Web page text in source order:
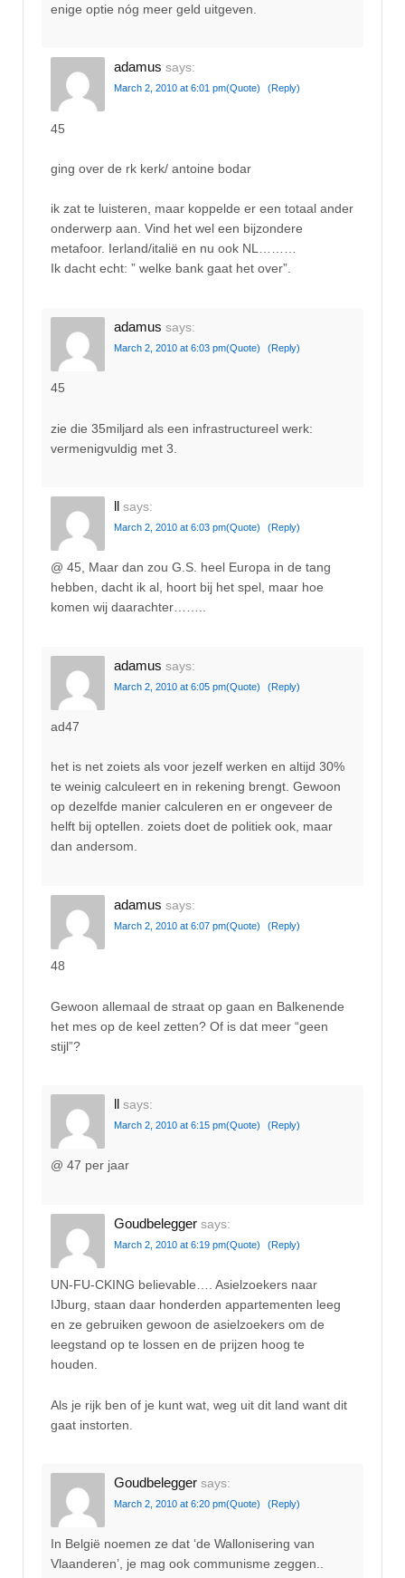
enige optie nóg meer geld uitgeven.
adamus says:
March 2, 2010 at 6:01 pm(Quote) (Reply)
45
ging over de rk kerk/ antoine bodar
ik zat te luisteren, maar koppelde er een totaal ander
onderwerp aan. Vind het wel een bijzondere
metafoor. Ierland/italië en nu ook NL………
Ik dacht echt: ” welke bank gaat het over”.
adamus says:
March 2, 2010 at 6:03 pm(Quote) (Reply)
45
zie die 35miljard als een infrastructureel werk:
vermenigvuldig met 3.
ll says:
March 2, 2010 at 6:03 pm(Quote) (Reply)
@ 45, Maar dan zou G.S. heel Europa in de tang
hebben, dacht ik al, hoort bij het spel, maar hoe
komen wij daarachter……..
adamus says:
March 2, 2010 at 6:05 pm(Quote) (Reply)
ad47
het is net zoiets als voor jezelf werken en altijd 30%
te weinig calculeert en in rekening brengt. Gewoon
op dezelfde manier calculeren en er ongeveer de
helft bij optellen. zoiets doet de politiek ook, maar
dan andersom.
adamus says:
March 2, 2010 at 6:07 pm(Quote) (Reply)
48
Gewoon allemaal de straat op gaan en Balkenende
het mes op de keel zetten? Of is dat meer “geen
stijl”?
ll says:
March 2, 2010 at 6:15 pm(Quote) (Reply)
@ 47 per jaar
Goudbelegger says:
March 2, 2010 at 6:19 pm(Quote) (Reply)
UN-FU-CKING believable…. Asielzoekers naar
IJburg, staan daar honderden appartementen leeg
en ze gebruiken gewoon de asielzoekers om de
leegstand op te lossen en de prijzen hoog te
houden.
Als je rijk ben of je kunt wat, weg uit dit land want dit
gaat instorten.
Goudbelegger says:
March 2, 2010 at 6:20 pm(Quote) (Reply)
In België noemen ze dat ‘de Wallonisering van
Vlaanderen’, je mag ook communisme zeggen..